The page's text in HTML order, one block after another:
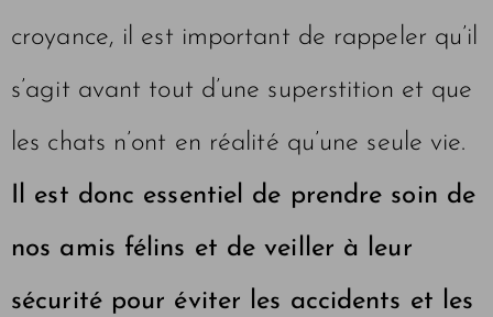
croyance, il est important de rappeler qu’il
s’agit avant tout d’une superstition et que
les chats n’ont en réalité qu’une seule vie.
Il est donc essentiel de prendre soin de
nos amis félins et de veiller à leur
sécurité pour éviter les accidents et les